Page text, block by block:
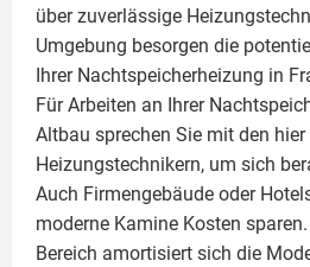
über zuverlässige
Umgebung besorgen die
Ihrer Nachtspeicherheizung in
Für Arbeiten an Ihrer
Altbau sprechen Sie mit den
Heizungstechnikern, um sich
Auch Firmengebäude oder
moderne Kamine Kosten
Bereich amortisiert sich die